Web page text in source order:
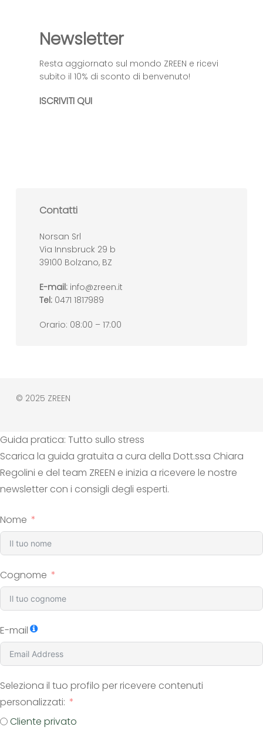
Newsletter
Resta aggiornato sul mondo ZREEN e ricevi
subito il 10% di sconto di benvenuto!
ISCRIVITI QUI
Contatti
Norsan Srl
Via Innsbruck 29 b
39100 Bolzano, BZ
E-mail: info@zreen.it
Tel: 0471 1817989
Orario: 08:00 – 17:00
© 2025 ZREEN
Guida pratica: Tutto sullo stress
Scarica la guida gratuita a cura della Dott.ssa Chiara
Regolini e del team ZREEN e inizia a ricevere le nostre
newsletter con i consigli degli esperti.
Nome
Cognome
E-mail
Seleziona il tuo profilo per ricevere contenuti
personalizzati:
Cliente privato